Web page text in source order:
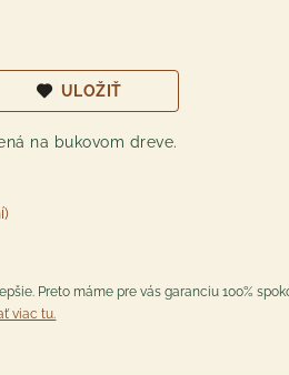
ULOŽIŤ
na bukovom dreve.
Preto máme pre vás garanciu 100%
viac tu.